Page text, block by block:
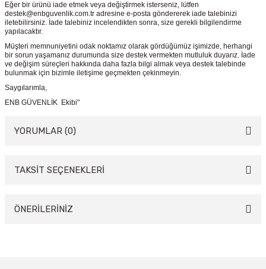
Eğer bir ürünü iade etmek veya değiştirmek isterseniz, lütfen
destek@enbguvenlik.com.tr adresine e-posta göndererek iade talebinizi
iletebilirsiniz. İade talebiniz incelendikten sonra, size gerekli bilgilendirme
yapılacaktır.
Müşteri memnuniyetini odak noktamız olarak gördüğümüz işimizde, herhangi
bir sorun yaşamanız durumunda size destek vermekten mutluluk duyarız. İade
ve değişim süreçleri hakkında daha fazla bilgi almak veya destek talebinde
bulunmak için bizimle iletişime geçmekten çekinmeyin.
Saygılarımla,
ENB GÜVENLİK Ekibi"
YORUMLAR (0)
Bu ürüne ilk yorumu siz yapın!
TAKSİT SEÇENEKLERİ
ÖNERİLERİNİZ